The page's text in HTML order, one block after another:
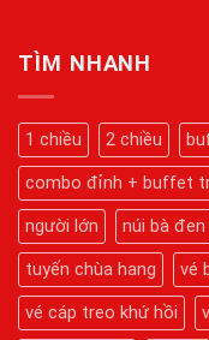
Dịp
Tết
Núi
Bà
Hành
Trình
Chinh
Phục
Kỳ
Quan
Tâm
Linh
Chi
Tiết
Từ
A-
Bà
Đen
Mới
Nhất
TÌM NHANH
1 chiều 2 chiều
combo đỉnh + buffet
người lớn
núi bà đen
tuyến chùa hang
vé
vé cáp treo khứ hồi